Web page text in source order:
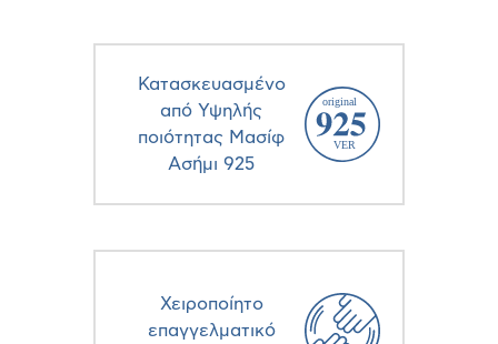
Κατασκευασμένο
από Υψηλής
ποιότητας Μασίφ
Ασήμι 925
Χειροποίητο
επαγγελματικό